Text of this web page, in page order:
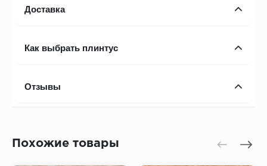
Доставка
Как выбрать плинтус
Отзывы
Похожие товары